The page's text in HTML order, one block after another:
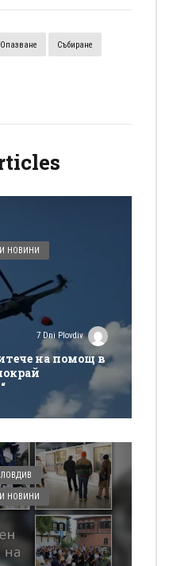
Опазване Събиране
НОВИНИ
7 Dni Plovdiv
на помощ в
НОВИНИ